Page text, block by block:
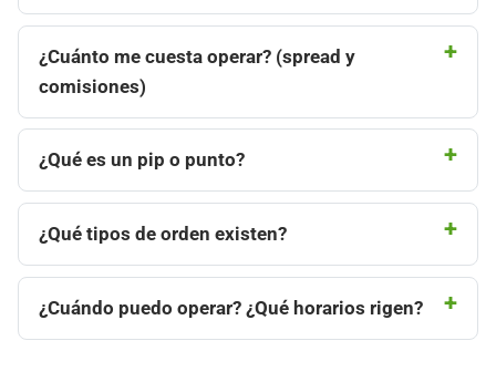
¿Cuánto me cuesta operar? (spread y
comisiones)
¿Qué es un pip o punto?
¿Qué tipos de orden existen?
¿Cuándo puedo operar? ¿Qué horarios rigen?